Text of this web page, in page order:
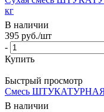
кг
В наличии
395 руб./шт
-
Купить
Быстрый просмотр
Смесь ШТУКАТУРНАЯ
В наличии